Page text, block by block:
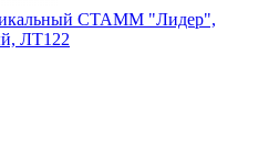
СТАММ "Лидер",
ЛТ122